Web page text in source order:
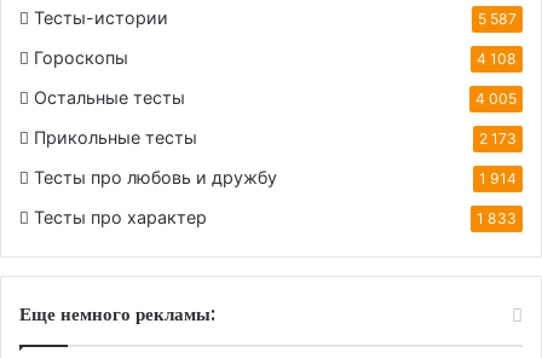
Тесты-истории 5 587
Гороскопы 4 108
Остальные тесты 4 005
Прикольные тесты 2 173
Тесты про любовь и дружбу 1 914
Тесты про характер 1 833
Еще немного рекламы: